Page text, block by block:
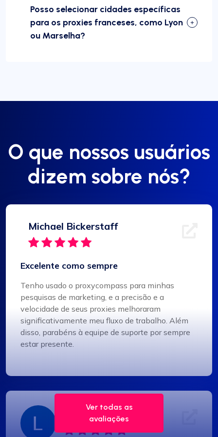
Posso selecionar cidades específicas
para os proxies franceses, como Lyon
ou Marselha?
O que nossos usuários
dizem sobre nós?
Michael Bickerstaff
Excelente como sempre
Tenho usado o proxycompass para minhas
pesquisas de marketing, e a precisão e a
velocidade de seus proxies melhoraram
significativamente meu fluxo de trabalho. Além
disso, parabéns à equipe de suporte por sempre
estar presente.
Liam Martinez
Ver todas as
avaliações